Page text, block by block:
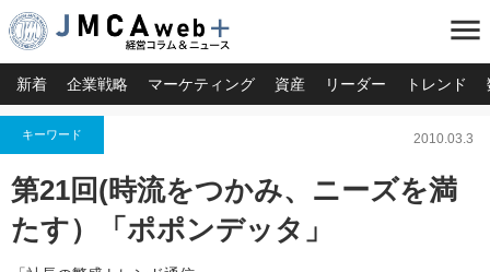
menu
新着 企業戦略 マーケティング 資産 リーダー トレンド
キーワード 2010.03.3
第21回(時流をつかみ、ニーズを満
たす）「ポポンデッタ」